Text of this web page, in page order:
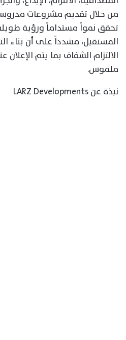
من خلال تقديم مشروعات
تحقق نمواً مستداماً ورؤية
المستقبل، مشدداً على أن بناء
الالتزام الشفاف بما يتم
ملموس.
نبذة عن LARZ Developments